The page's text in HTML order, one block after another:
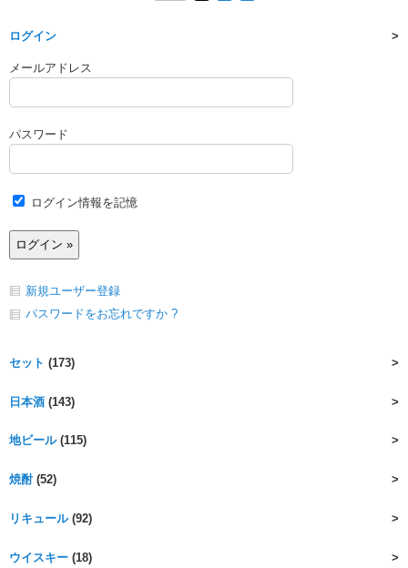
ログイン
メールアドレス
パスワード
ログイン情報を記憶
新規ユーザー登録
パスワードをお忘れですか ?
セット (173)
日本酒 (143)
地ビール(115)
焼酎(52)
リキュール(92)
ウイスキー (18)